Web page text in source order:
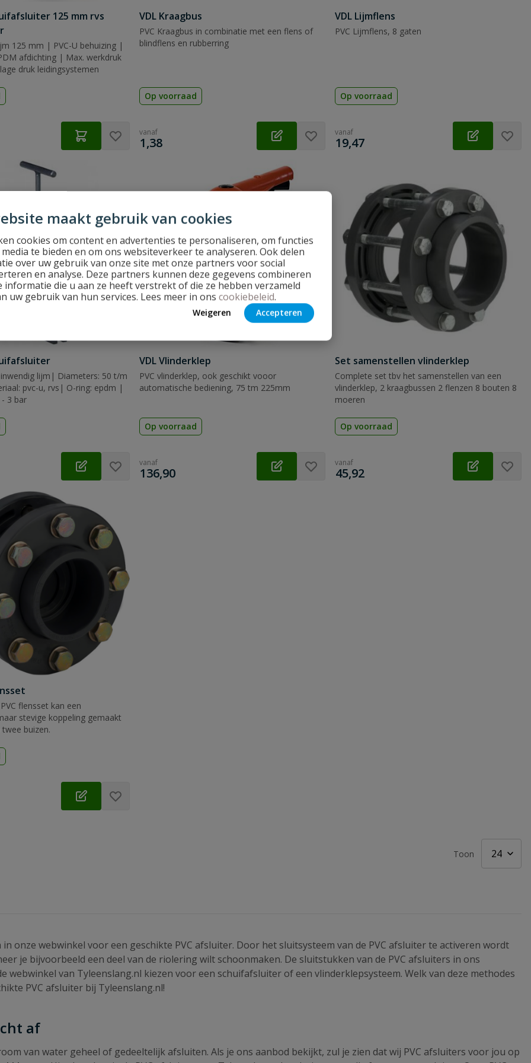
maakt gebruik van cookies
cookies om content en advertenties te personaliseren, om functies
te bieden en om ons websiteverkeer te analyseren. Ook delen
over uw gebruik van onze site met onze partners voor social
en analyse. Deze partners kunnen deze gegevens combineren
informatie die u aan ze heeft verstrekt of die ze hebben verzameld
uw gebruik van hun services. Lees meer in ons cookiebeleid.
Weigeren Accepteren
125 mm rvs
125 mm | PVC-U behuizing |
afdichting | Max. werkdruk
druk leidingsystemen
VDL Kraagbus
PVC Kraagbus in combinatie met een flens of
blindflens en rubberring
Op voorraad
vanaf
€
1,38
VDL Lijmflens
PVC Lijmflens, 8 gaten
Op voorraad
vanaf
€
19,47
inwendig lijm| Diameters: 50 t/m
pvc-u, rvs| O-ring: epdm |
- 3 bar
VDL Vlinderklep
PVC vlinderklep, ook geschikt vooor
automatische bediening, 75 tm 225mm
Op voorraad
vanaf
€
136,90
Set samenstellen vlinderklep
Complete set tbv het samenstellen van een
vlinderklep, 2 kraagbussen 2 flenzen 8 bouten 8
moeren
Op voorraad
vanaf
€
45,92
flensset kan een
stevige koppeling gemaakt
buizen.
Toon
onze webwinkel voor een geschikte PVC afsluiter. Door het sluitsysteem van de PVC afsluiter te activeren wordt
je bijvoorbeeld een deel van de riolering wilt schoonmaken. De sluitstukken van de PVC afsluiters in ons
webwinkel van Tyleenslang.nl kiezen voor een schuifafsluiter of een vlinderklepsysteem. Welk van deze methodes
PVC afsluiter bij Tyleenslang.nl!
af
van water geheel of gedeeltelijk afsluiten. Als je ons aanbod bekijkt, zul je zien dat wij PVC afsluiters voor jou op